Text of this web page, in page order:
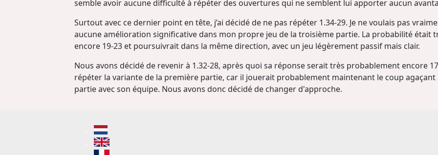
semble avoir aucune difficulté à répéter des ouvertures qui ne semblent lui apporter aucun
Surtout avec ce dernier point en tête, j’ai décidé de ne pas répéter 1.34-29. Je ne voulais pas
aucune amélioration significative dans mon propre jeu de la troisième partie. La probabilité était
encore 19-23 et poursuivrait dans la même direction, avec un jeu légèrement passif mais clair.
Nous avons décidé de revenir à 1.32-28, après quoi sa réponse serait très probablement encore
répéter la variante de la première partie, car il jouerait probablement maintenant le coup agaçant
partie avec son équipe. Nous avons donc décidé de changer d'approche.